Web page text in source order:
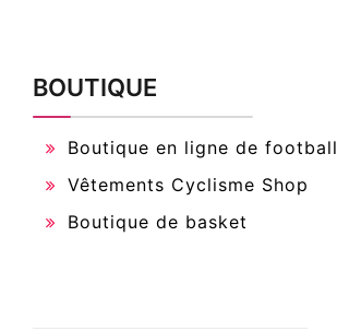
BOUTIQUE
Boutique en ligne de football
Vêtements Cyclisme Shop
Boutique de basket